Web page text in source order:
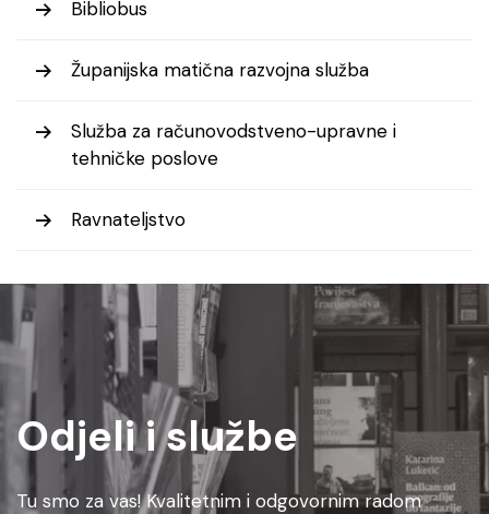
Bibliobus
Županijska matična razvojna služba
Služba za računovodstveno-upravne i
tehničke poslove
Ravnateljstvo
Odjeli i službe
Tu smo za vas! Kvalitetnim i odgovornim radom